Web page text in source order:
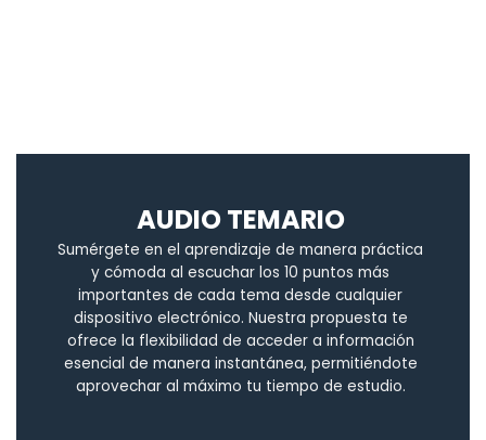
AUDIO TEMARIO
Sumérgete en el aprendizaje de manera práctica
y cómoda al escuchar los 10 puntos más
importantes de cada tema desde cualquier
dispositivo electrónico. Nuestra propuesta te
ofrece la flexibilidad de acceder a información
esencial de manera instantánea, permitiéndote
aprovechar al máximo tu tiempo de estudio.